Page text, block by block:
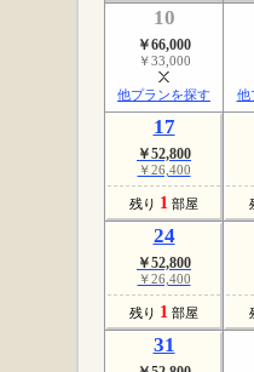
10
￥66,000
￥33,000
他プランを探す 他
17
￥52,800
￥26,400
残り 1 部屋
24
￥52,800
￥26,400
残り 1 部屋
31